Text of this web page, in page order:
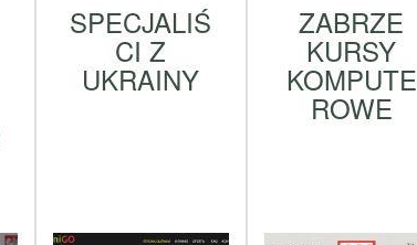
SPECJALIŚ
CI Z
UKRAINY
ZABRZE
KURSY
KOMPUTE
ROWE